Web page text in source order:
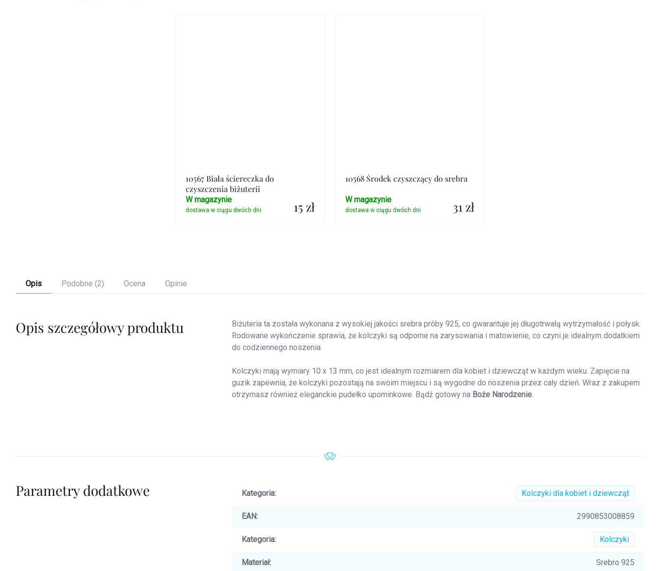
10567 Biała ściereczka do
czyszczenia biżuterii
15 zł
W magazynie
10568 Środek czyszczący do srebra
31 zł
W magazynie
Opis Podobne (2) Ocena Opinie
Opis szczegółowy produktu
Biżuteria ta została wykonana z wysokiej jakości srebra próby 925, co gwarantuje jej długotrwałą wytrzymałość i połysk.
Rodowane wykończenie sprawia, że kolczyki są odporne na zarysowania i matowienie, co czyni je idealnym dodatkiem
do codziennego noszenia.
Kolczyki mają wymiary 10 x 13 mm, co jest idealnym rozmiarem dla kobiet i dziewcząt w każdym wieku. Zapięcie na
guzik zapewnia, że kolczyki pozostają na swoim miejscu i są wygodne do noszenia przez cały dzień. Wraz z zakupem
otrzymasz również eleganckie pudełko upominkowe. Bądź gotowy na Boże Narodzenie.
Parametry dodatkowe Kategoria: Kolczyki dla kobiet i dziewcząt
EAN: 2990853008859
Kategoria: Kolczyki
Materiał: Srebro 925